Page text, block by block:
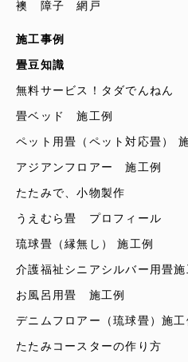
襖 障子 網戸
施工事例
畳豆知識
無料サービス！タダでんねん
畳ベッド 施工例
ペット用畳（ペット対応畳）
アジアンフロアー 施工例
たたみで、小物製作
うえむら畳 プロフィール
琉球畳（縁無し） 施工例
介護福祉シニアシルバー用畳施
お風呂用畳 施工例
デニムフロアー（琉球畳）施工
たたみコースターの作り方